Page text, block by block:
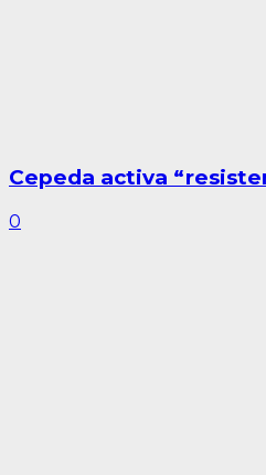
Cepeda activa
0